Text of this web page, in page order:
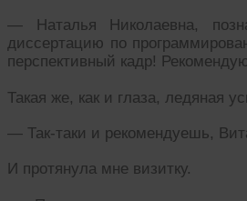
— Наталья Николаевна,
диссертацию по
перспективный кадр!
Такая же, как и глаза, ледяная
— Так-таки и рекомендуешь,
И протянула мне визитку.